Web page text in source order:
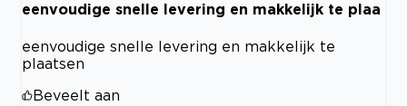
eenvoudige snelle levering en makkelijk te plaa
eenvoudige snelle levering en makkelijk te
plaatsen
Beveelt aan